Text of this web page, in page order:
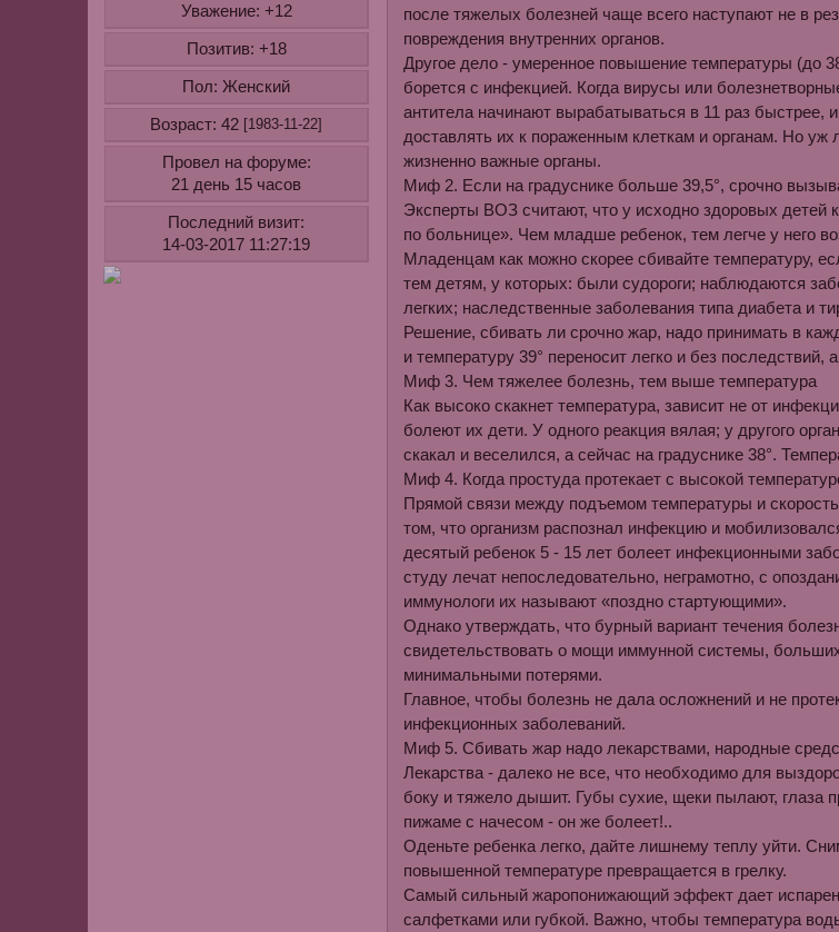
Уважение: +12
Позитив: +18
Пол: Женский
Возраст: 42 [1983-11-22]
Провел на форуме:
21 день 15 часов
Последний визит:
14-03-2017 11:27:19
после тяжелых болезней чаще всего наступают не в
повреждения внутренних органов.
Другое дело - умеренное повышение температуры (до
борется с инфекцией. Когда вирусы или
антитела начинают вы­рабатываться в 11 раз быстрее,
доставлять их к пораженным клеткам и органам. Но
жизненно важные органы.
Миф 2. Если на градуснике больше 39,5°, срочно
Эксперты ВОЗ считают, что у исходно здоро­вых детей
по больнице». Чем младше ребенок, тем лег­че у него
Младенцам как можно скорее сбивайте температуру,
тем детям, у которых: были судороги; наблюдаются
легких; наследственные заболевания типа диабета и
Решение, сбивать ли срочно жар, надо при­нимать в
и температуру 39° переносит легко и без пос­ледствий,
Миф 3. Чем тяжелее болезнь, тем выше температура
Как высоко скакнет температура, зависит не от
болеют их дети. У одного реакция вялая; у другого
скакал и веселился, а сейчас на градуснике 38°.
Миф 4. Когда простуда протекает с высокой
Прямой связи между подъемом температуры и
том, что организм распознал инфекцию и
десятый ребенок 5 - 15 лет болеет инфекционными
студу лечат непоследовательно, неграмотно, с
иммунологи их на­зывают «поздно стартующими».
Однако утверждать, что бурный вариант течения
свидетельствовать о мощи иммунной системы,
минимальными потерями.
Главное, чтобы болезнь не дала осложне­ний и не
инфекционных заболеваний.
Миф 5. Сбивать жар надо лекарствами, народные
Лекарства - далеко не все, что необходимо для
боку и тяжело ды­шит. Губы сухие, щеки пылают, глаза
пижаме с начесом - он же болеет!..
Оденьте ребенка легко, дайте лишнему теплу уйти.
повышенной температуре превращается в грелку.
Самый сильный жаропонижающий эффект дает
салфетками или губкой. Важно, чтобы температура